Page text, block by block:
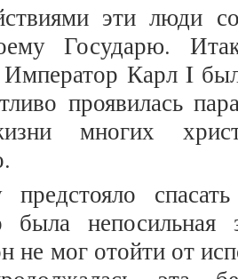
эти люди
Государю.
Император Карл I
проявилась
многих
предстояло
была непосильная
не мог отойти от